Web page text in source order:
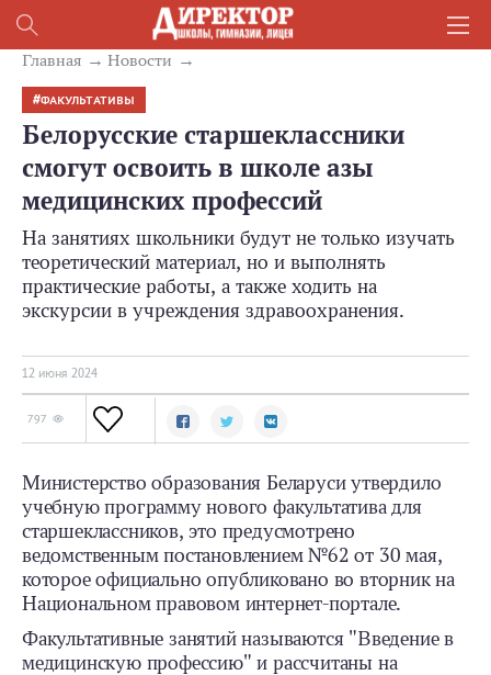
Главная Новости
ФАКУЛЬТАТИВЫ
Белорусские старшеклассники
смогут освоить в школе азы
медицинских профессий
На занятиях школьники будут не только изучать
теоретический материал, но и выполнять
практические работы, а также ходить на
экскурсии в учреждения здравоохранения.
12 июня 2024
797
Министерство образования Беларуси утвердило
учебную программу нового факультатива для
старшеклассников, это предусмотрено
ведомственным постановлением №62 от 30 мая,
которое официально опубликовано во вторник на
Национальном правовом интернет-портале.
Факультативные занятий называются "Введение в
медицинскую профессию" и рассчитаны на